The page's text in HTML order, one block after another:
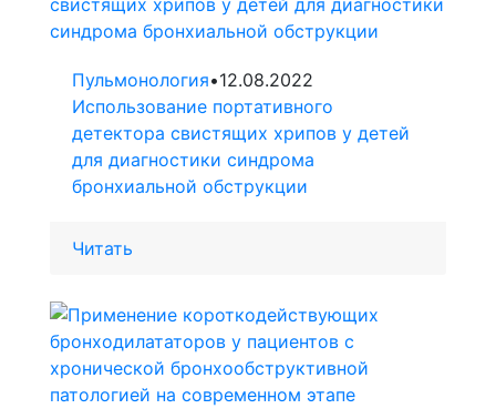
Пульмонология•12.08.2022
Использование портативного
детектора свистящих хрипов у детей
для диагностики синдрома
бронхиальной обструкции
Читать